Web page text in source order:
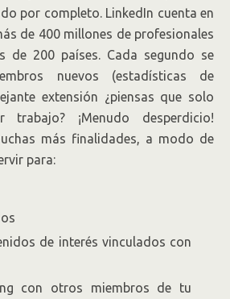
por completo. LinkedIn cuenta en
de 400 millones de profesionales
de 200 países. Cada segundo se
nuevos (estadísticas de
extensión ¿piensas que solo
trabajo? ¡Menudo desperdicio!
más finalidades, a modo de
para:
de interés vinculados con
con otros miembros de tu